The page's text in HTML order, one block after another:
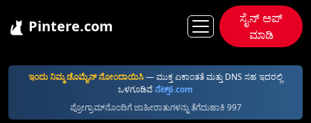
Pintere.com
ಸೈನ್ ಅಪ್
ಮಾಡಿ
ಇಂದು ನಿಮ್ಮ ಡೊಮೈನ್ ನೋಂದಾಯಿಸಿ—⁠ ಮುಕ್ತ ಏಕಾಂತತೆ ಮತ್ತು DNS ಸಹ ಇದರಲ್ಲಿ
ಒಳಗೂಡಿವೆನೆಟ್ಸ್6.com
ಪ್ರೋಗ್ರಾಮ್‌ನೊಂದಿಗೆ ಜಾಹೀರಾತುಗಳನ್ನು ತೆಗೆದುಹಾಕಿ 997